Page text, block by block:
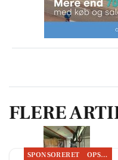
FLERE
SPONSORERET OPSLAGSTAVLEN